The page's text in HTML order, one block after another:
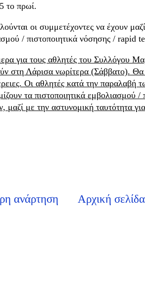
το πρωί.
οι συμμετέχοντες να έχουν
/ πιστοποιητικά νόσησης / rapid
για τους αθλητές του Συλλόγου
στη Λάρισα νωρίτερα (Σάββατο). Θα
Οι αθλητές κατά την παραλαβή
τα πιστοποιητικά εμβολιασμού
μαζί με την αστυνομική ταυτότητα
ανάρτηση Αρχική σελίδα